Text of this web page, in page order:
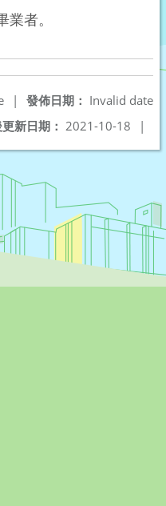
者。
發佈日期： Invalid date
|
新日期： 2021-10-18 |